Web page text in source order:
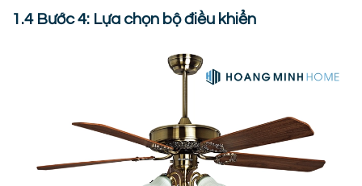
1.4 Bước 4: Lựa chọn bộ điều khiển